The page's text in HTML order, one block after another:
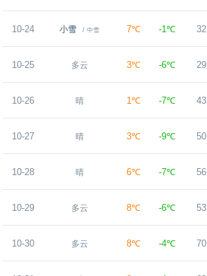
10-24 小雪 / 中雪 7℃ -1℃ 32
10-25 多云 3℃ -6℃ 29
10-26 晴 1℃ -7℃ 43
10-27 晴 3℃ -9℃ 50
10-28 晴 6℃ -7℃ 56
10-29 多云 8℃ -6℃ 53
10-30 多云 8℃ -4℃ 70